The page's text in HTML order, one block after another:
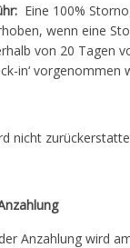
Eine 100%
wenn eine
von 20 Tagen
in‘ vorgenommen
nicht
Anzahlung wird